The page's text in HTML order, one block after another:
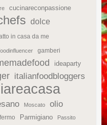
cucinareconpassione
dolce
in casa da me
gamberi
ideaparty
italianfoodbloggers
Moscato
olio
Parmigiano Passito